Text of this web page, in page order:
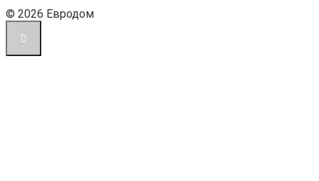
© 2026 Евродом